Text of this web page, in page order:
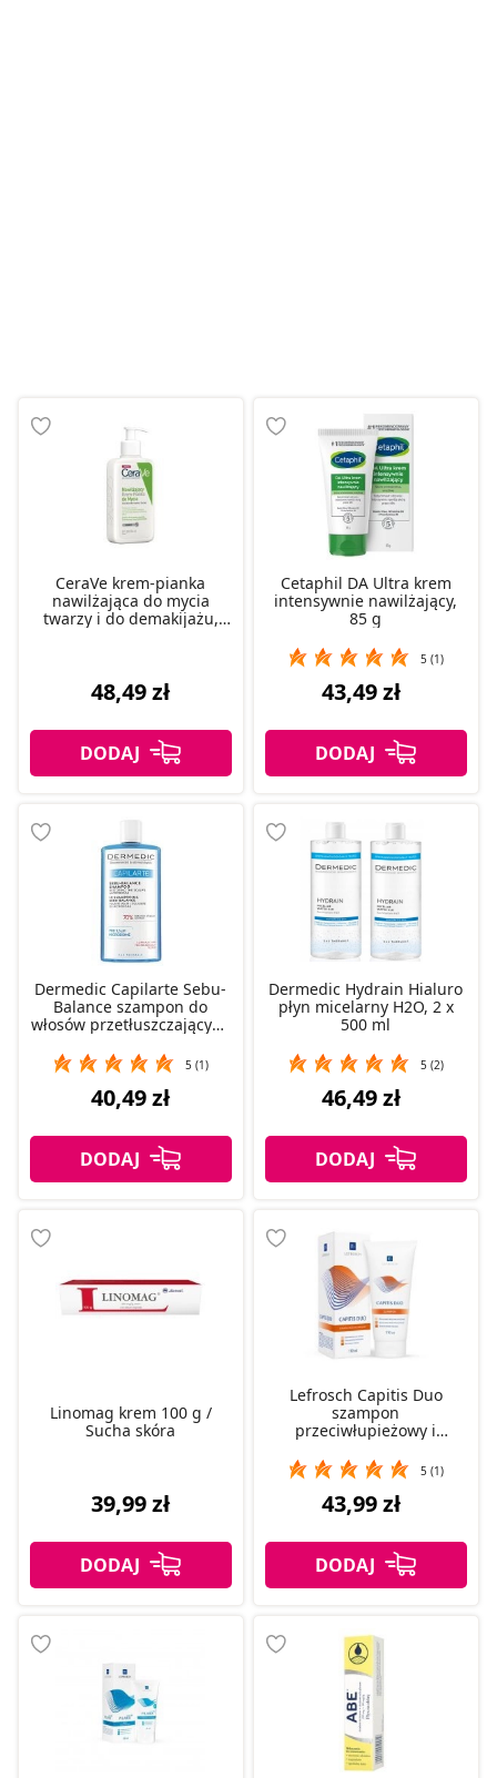
CeraVe krem-pianka
nawilżająca do mycia
twarzy i do demakijażu,
48,49 zł
Cetaphil DA Ultra krem
intensywnie nawilżający,
85 g
5 (1)
43,49 zł
Dermedic Capilarte Sebu-
Balance szampon do
włosów przetłuszczających
5 (1)
40,49 zł
Dermedic Hydrain Hialuro
płyn micelarny H2O, 2 x
500 ml
5 (2)
46,49 zł
Linomag krem 100 g /
Sucha skóra
39,99 zł
Lefrosch Capitis Duo
szampon
przeciwłupieżowy i
5 (1)
43,99 zł